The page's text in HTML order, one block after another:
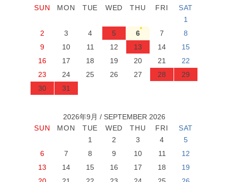
1
2
3 4 5 6 7
8
9
10 11 12 13 14
15
16
17 18 19 20 21
22
23
24 25 26 27 28
29
30
31
2026年9月 / SEPTEMBER 2026
1 2 3 4
5
6
7 8 9 10 11
12
13
14 15 16 17 18
19